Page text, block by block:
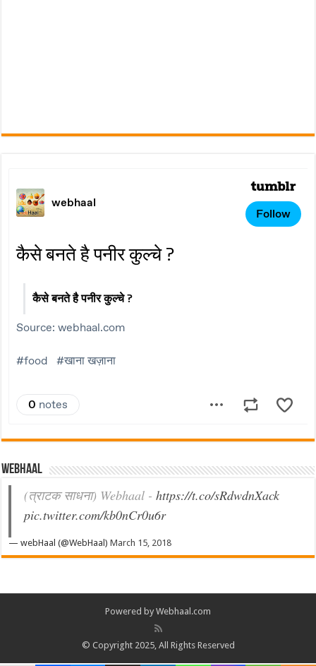
Webhaal
(त्राटक साधना) Webhaal -https://t.co/sRdwdnXack
pic.twitter.com/kb0nCr0u6r
— webHaal (@WebHaal)March 15, 2018
Powered by Webhaal.com
© Copyright 2025, All Rights Reserved